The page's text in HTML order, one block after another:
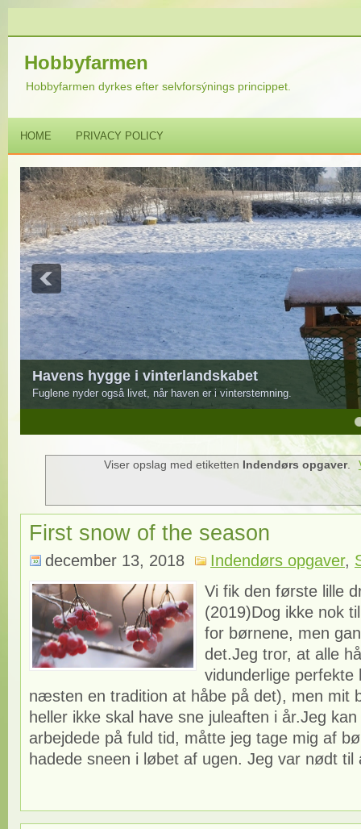
Hobbyfarmen
Hobbyfarmen dyrkes efter selvforsýnings princippet.
HOME PRIVACY POLICY
Havens hygge i vinterlandskabet
Fuglene nyder også livet, når haven er i vinterstemning.
Viser opslag med etiketten Indendørs opgaver.
First snow of the season
december 13, 2018 Indendørs opgaver,
Vi fik den første lille
(2019)Dog ikke nok
for børnene, men
det.Jeg tror, ​​at alle
vidunderlige perfekte
næsten en tradition at håbe på det), men mit
heller ikke skal have sne juleaften i år.Jeg
arbejdede på fuld tid, måtte jeg tage mig af
hadede sneen i løbet af ugen. Jeg var nødt